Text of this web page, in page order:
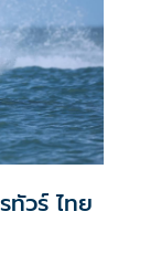
รับการ
พัฒนาการกีฬา
กินแบ่งรัฐบาล
วร์ ไทย